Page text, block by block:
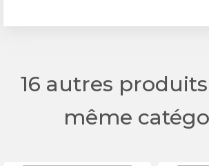
16 autres
même